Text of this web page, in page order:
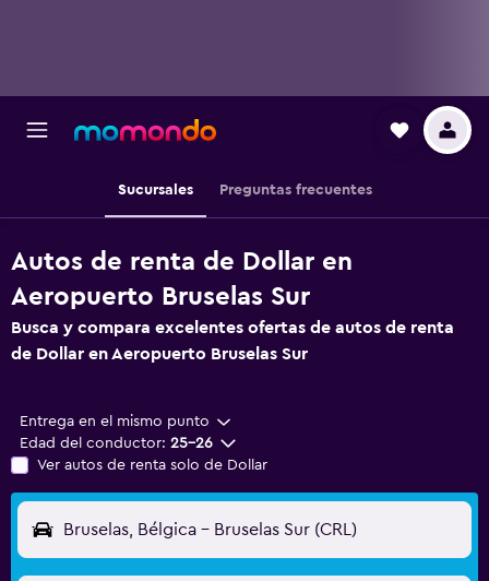
Sucursales Preguntas frecuentes
Autos de renta de Dollar en
Aeropuerto Bruselas Sur
Busca y compara excelentes ofertas de autos de renta
de Dollar en Aeropuerto Bruselas Sur
Entrega en el mismo punto
Edad del conductor: 25-26
Ver autos de renta solo de Dollar
Bruselas, Bélgica - Bruselas Sur (CRL)